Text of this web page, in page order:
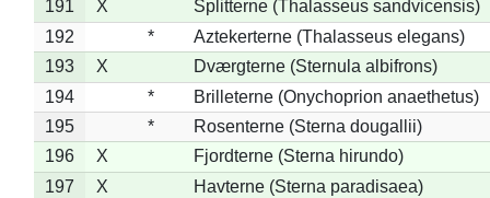
191 X
Splitterne (Thalasseus sandvicensis)
192
*
Aztekerterne (Thalasseus elegans)
193
X
Dværgterne (Sternula albifrons)
194
*
Brilleterne (Onychoprion anaethetus)
195
*
Rosenterne (Sterna dougallii)
196
X
Fjordterne (Sterna hirundo)
197
X
Havterne (Sterna paradisaea)